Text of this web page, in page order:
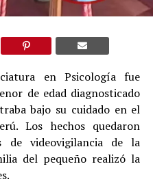
en Psicología fue
de edad diagnosticado
bajo su cuidado en el
Los hechos quedaron
de videovigilancia de la
del pequeño realizó la